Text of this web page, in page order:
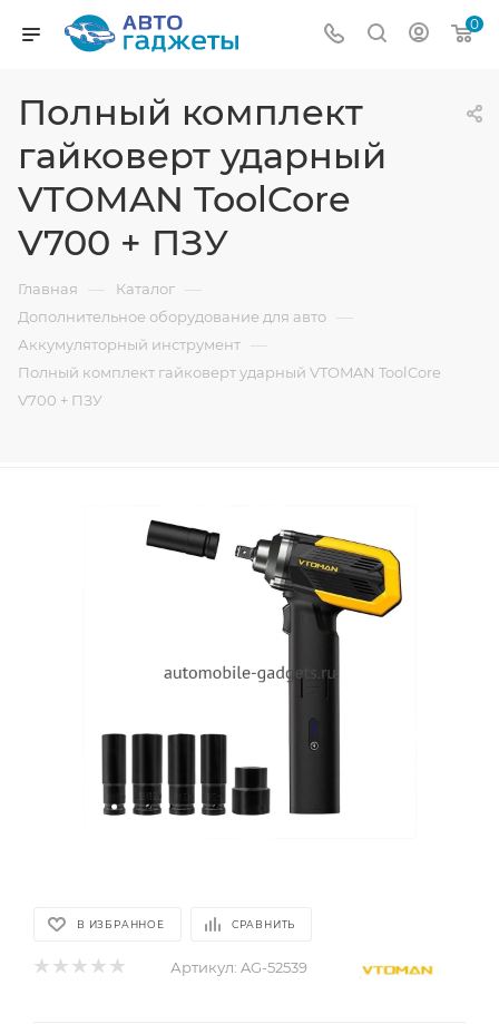
0
Полный комплект
гайковерт ударный
VTOMAN ToolCore
V700 + ПЗУ
Главная — Каталог —
Дополнительное оборудование для авто —
Аккумуляторный инструмент —
Полный комплект гайковерт ударный VTOMAN ToolCore
V700 + ПЗУ
В ИЗБРАННОЕ СРАВНИТЬ
Артикул: AG-52539